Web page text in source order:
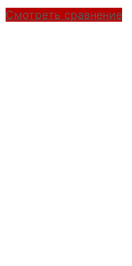
Смотреть сравнение